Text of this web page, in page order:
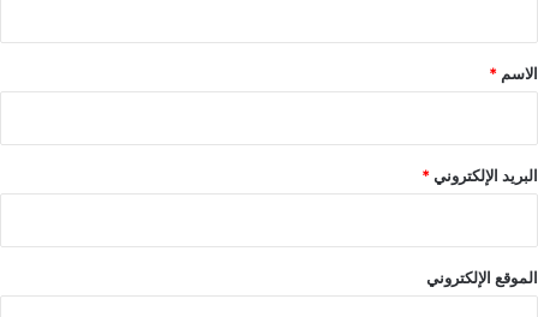
*
الاسم *
البريد الإلكتروني*
الموقع الإلكتروني